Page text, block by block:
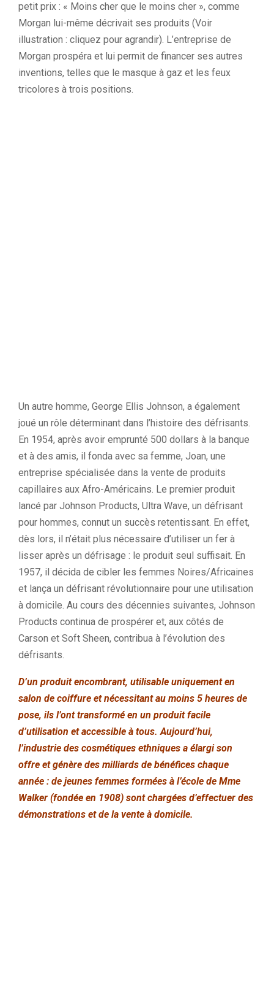
petit prix : « Moins cher que le moins cher », comme
Morgan lui-même décrivait ses produits (Voir
illustration : cliquez pour agrandir). L’entreprise de
Morgan prospéra et lui permit de financer ses autres
inventions, telles que le masque à gaz et les feux
tricolores à trois positions.
Un autre homme, George Ellis Johnson, a également
joué un rôle déterminant dans l’histoire des défrisants.
En 1954, après avoir emprunté 500 dollars à la banque
et à des amis, il fonda avec sa femme, Joan, une
entreprise spécialisée dans la vente de produits
capillaires aux Afro-Américains. Le premier produit
lancé par Johnson Products, Ultra Wave, un défrisant
pour hommes, connut un succès retentissant. En effet,
dès lors, il n’était plus nécessaire d’utiliser un fer à
lisser après un défrisage : le produit seul suffisait. En
1957, il décida de cibler les femmes Noires/Africaines
et lança un défrisant révolutionnaire pour une utilisation
à domicile. Au cours des décennies suivantes, Johnson
Products continua de prospérer et, aux côtés de
Carson et Soft Sheen, contribua à l’évolution des
défrisants.
D’un produit encombrant, utilisable uniquement en
salon de coiffure et nécessitant au moins 5 heures de
pose, ils l’ont transformé en un produit facile
d’utilisation et accessible à tous. Aujourd’hui,
l’industrie des cosmétiques ethniques a élargi son
offre et génère des milliards de bénéfices chaque
année : de jeunes femmes formées à l’école de Mme
Walker (fondée en 1908) sont chargées d’effectuer des
démonstrations et de la vente à domicile.